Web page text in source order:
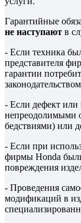
Гарантийные
не наступают в
- Если техника
представителя
гарантии
- Если дефект
непреодолимыми
бедствиями) или
- Если при
фирмы Honda
повреждения
- Проведения
модификаций в